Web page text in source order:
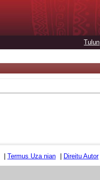
Tulun
Termus Uza nian Direitu Autor